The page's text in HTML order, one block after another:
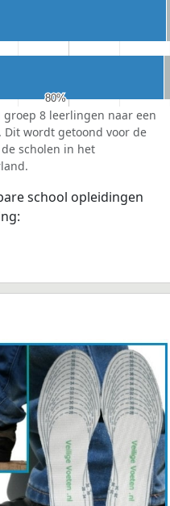
80%
80%
groep 8 leerlingen naar een
wordt getoond voor de
scholen in het
school opleidingen